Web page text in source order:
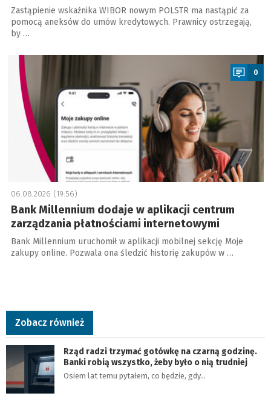
Zastąpienie wskaźnika WIBOR nowym POLSTR ma nastąpić za
pomocą aneksów do umów kredytowych. Prawnicy ostrzegają,
by …
0
06.08.2026 (19:56)
Bank Millennium dodaje w aplikacji centrum
zarządzania płatnościami internetowymi
Bank Millennium uruchomił w aplikacji mobilnej sekcję Moje
zakupy online. Pozwala ona śledzić historię zakupów w …
Zobacz również
Rząd radzi trzymać gotówkę na czarną godzinę.
Banki robią wszystko, żeby było o nią trudniej
Osiem lat temu pytałem, co będzie, gdy…